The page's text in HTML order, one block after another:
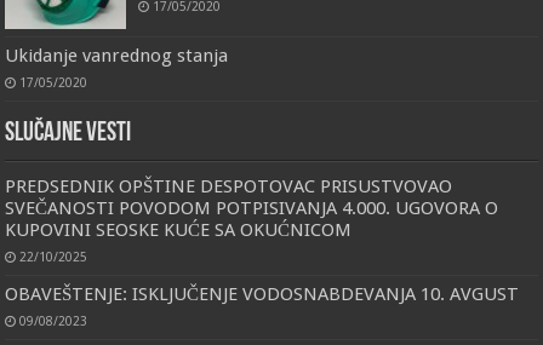
17/05/2020
Ukidanje vanrednog stanja
17/05/2020
Slučajne vesti
PREDSEDNIK OPŠTINE DESPOTOVAC PRISUSTVOVAO
SVEČANOSTI POVODOM POTPISIVANJA 4.000. UGOVORA O
KUPOVINI SEOSKE KUĆE SA OKUĆNICOM
22/10/2025
OBAVEŠTENJE: ISKLJUČENJE VODOSNABDEVANJA 10. AVGUST
09/08/2023